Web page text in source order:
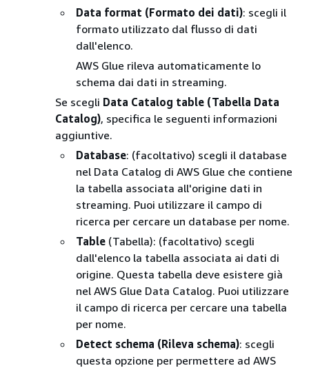
Data format (Formato dei dati): scegli il
formato utilizzato dal flusso di dati
dall'elenco.
AWS Glue rileva automaticamente lo
schema dai dati in streaming.
Se scegli Data Catalog table (Tabella Data
Catalog), specifica le seguenti informazioni
aggiuntive.
Database: (facoltativo) scegli il database
nel Data Catalog di AWS Glue che contiene
la tabella associata all'origine dati in
streaming. Puoi utilizzare il campo di
ricerca per cercare un database per nome.
Table (Tabella): (facoltativo) scegli
dall'elenco la tabella associata ai dati di
origine. Questa tabella deve esistere già
nel AWS Glue Data Catalog. Puoi utilizzare
il campo di ricerca per cercare una tabella
per nome.
Detect schema (Rileva schema): scegli
questa opzione per permettere ad AWS